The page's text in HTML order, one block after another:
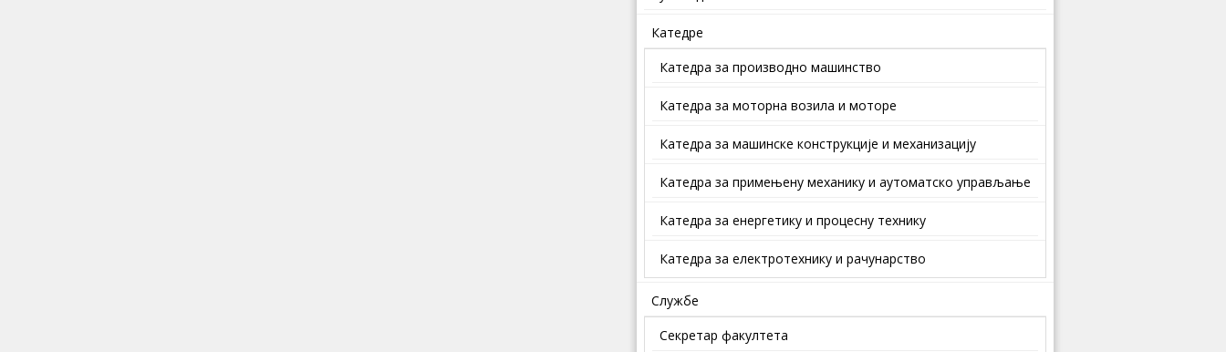
Катедре
Катедра за производно машинство
Катедра за моторна возила и моторе
Катедра за машинске конструкције и механизацију
Катедра за примењену механику и аутоматско управљање
Катедра за енергетику и процесну технику
Катедра за електротехнику и рачунарство
Службе
Секретар факултета